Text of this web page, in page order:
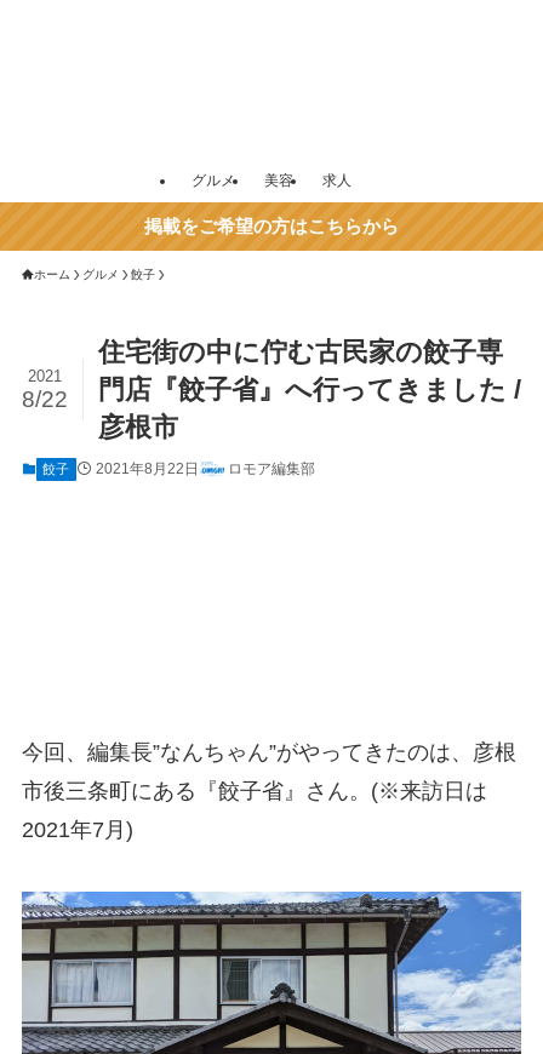
グルメ 美容 求人
掲載をご希望の方はこちらから
ホーム グルメ 餃子
住宅街の中に佇む古民家の餃子専
門店『餃子省』へ行ってきました /
彦根市
2021
8/22
餃子 2021年8月22日 ロモア編集部
今回、編集長”なんちゃん”がやってきたのは、彦根
市後三条町にある『餃子省』さん。(※来訪日は
2021年7月)